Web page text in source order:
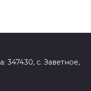
347430, с. Заветное,